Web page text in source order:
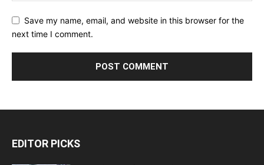
Save my name, email, and website in this browser for the
next time I comment.
EDITOR PICKS